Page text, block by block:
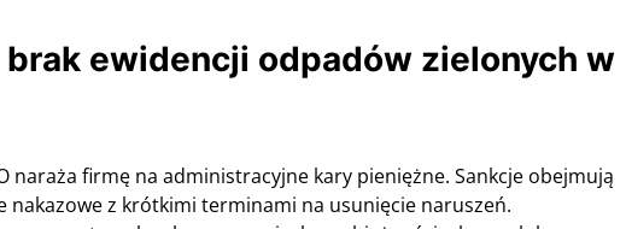
brak ewidencji odpadów zielonych w
naraża firmę na administracyjne kary pieniężne. Sankcje obejmują
nakazowe z krótkimi terminami na usunięcie naruszeń.